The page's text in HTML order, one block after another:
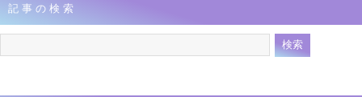
記事の検索